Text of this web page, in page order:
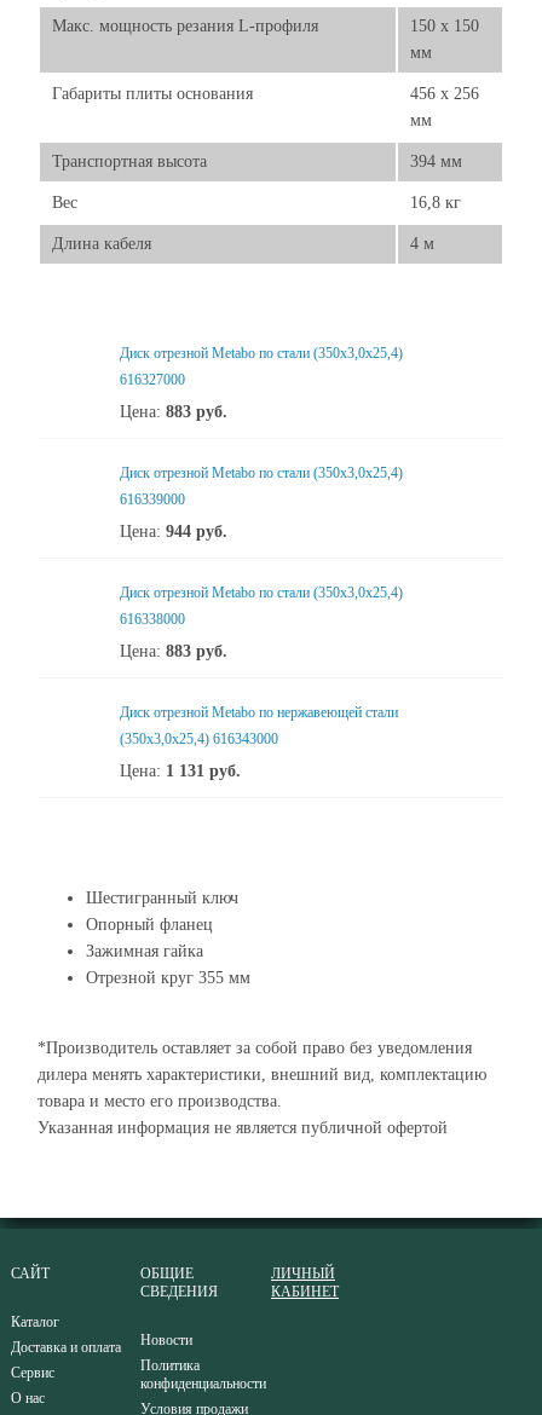
Макс. мощность резания L-профиля
150 x 150
мм
Габариты плиты основания
456 x 256
мм
Транспортная высота 394 мм
Вес 16,8 кг
Длина кабеля 4 м
Диск отрезной Metabo по стали (350x3,0x25,4)
616327000
Цена: 883 руб.
Диск отрезной Metabo по стали (350x3,0x25,4)
616339000
Цена: 944 руб.
Диск отрезной Metabo по стали (350x3,0x25,4)
616338000
Цена: 883 руб.
Диск отрезной Metabo по нержавеющей стали
(350x3,0x25,4) 616343000
Цена: 1 131 руб.
Шестигранный ключ
Опорный фланец
Зажимная гайка
Отрезной круг 355 мм
*Производитель оставляет за собой право без уведомления
дилера менять характеристики, внешний вид, комплектацию
товара и место его производства.
Указанная информация не является публичной офертой
САЙТ
Каталог
Доставка и оплата
Сервис
О нас
ОБЩИЕ
СВЕДЕНИЯ
Новости
Политика
конфиденциальности
Условия продажи
ЛИЧНЫЙ
КАБИНЕТ